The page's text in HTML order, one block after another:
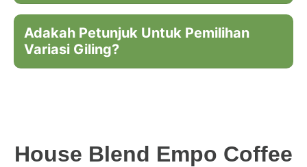
Adakah Petunjuk Untuk Pemilihan
Variasi Giling?
House Blend Empo Coffee